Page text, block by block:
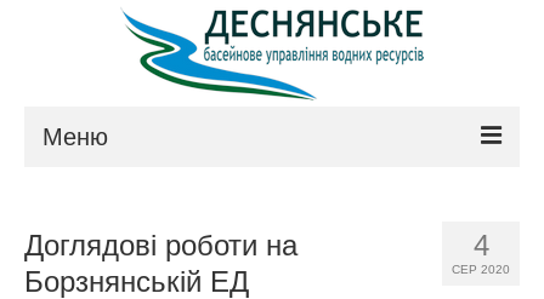
Меню
Керівництво 4
СЕР 2020
Доглядові роботи на
Борзнянській ЕД